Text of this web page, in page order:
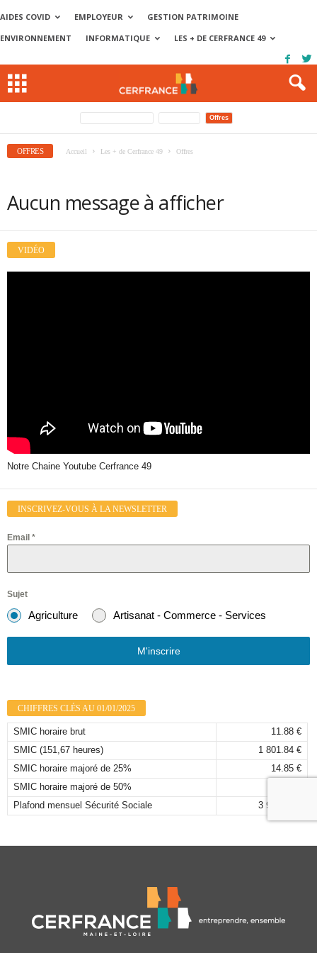
AIDES COVID EMPLOYEUR
GESTION PATRIMOINE
ENVIRONNEMENT
INFORMATIQUE LES + DE CERFRANCE 49
Offres
OFFRES Accueil Les + de Cerfrance 49 Offres
Aucun message à afficher
VIDÉO
Notre Chaine Youtube Cerfrance 49
INSCRIVEZ-VOUS À LA NEWSLETTER
Email *
Sujet
Agriculture Artisanat - Commerce - Services
M'inscrire
CHIFFRES CLÉS AU 01/01/2025
SMIC horaire brut
11.88 €
SMIC (151,67 heures)
1 801.84 €
SMIC horaire majoré de 25%
14.85 €
SMIC horaire majoré de 50%
Plafond mensuel Sécurité Sociale
3 925,00 €